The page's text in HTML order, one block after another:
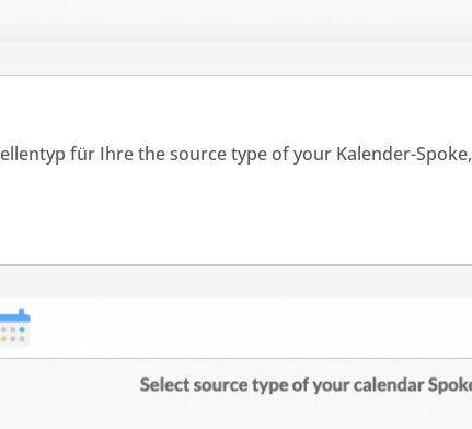
für Ihre the source type of your Kalender-Spoke,